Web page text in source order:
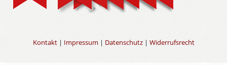
Kontakt| Impressum | Datenschutz| Widerrufsrecht